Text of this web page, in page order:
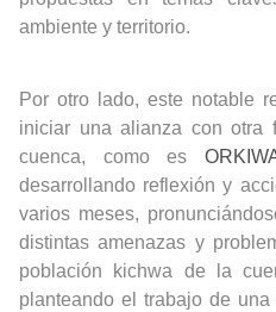
ambiente y territorio.
Por otro lado, este notable
iniciar una alianza con otra
cuenca, como es
desarrollando reflexión y
varios meses,
distintas amenazas y
población kichwa de la
planteando el trabajo de